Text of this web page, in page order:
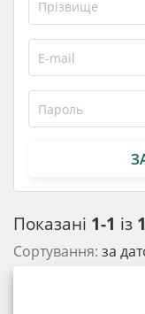
Показані 1-1 із 1
Сортування: за